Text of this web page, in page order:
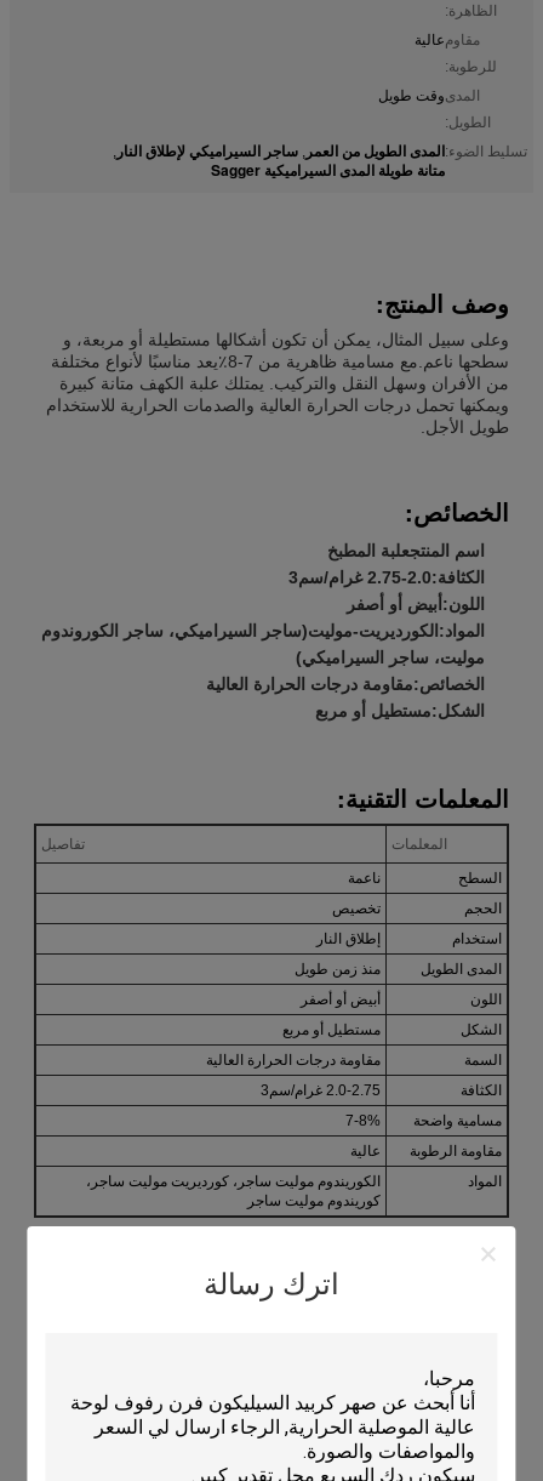
اترك رسالة
الظاهرة:
مقاوم
للرطوبة:
عالية
المدى
الطويل:
وقت طويل
تسليط الضوء:المدى الطويل من العمر , ساجر السيراميكي لإطلاق النار ,
متانة طويلة المدى السيراميكية Sagger
وصف المنتج:
وعلى سبيل المثال، يمكن أن تكون أشكالها مستطيلة أو مربعة، و
سطحها ناعم.مع مسامية ظاهرية من 7-8٪يعد مناسبًا لأنواع مختلفة
من الأفران وسهل النقل والتركيب. يمتلك علبة الكهف متانة كبيرة
ويمكنها تحمل درجات الحرارة العالية والصدمات الحرارية للاستخدام
طويل الأجل.
الخصائص:
اسم المنتجعلبة المطبخ
الكثافة:2.0-2.75 غرام/سم3
اللون: أبيض أو أصفر
المواد: الكورديريت-موليت(ساجر السيراميكي، ساجر الكوروندوم
موليت، ساجر السيراميكي)
الخصائص:مقاومة درجات الحرارة العالية
الشكل:مستطيل أو مربع
المعلمات التقنية:
المعلمات
تفاصيل
السطح
ناعمة
الحجم
تخصيص
استخدام
إطلاق النار
المدى الطويل
منذ زمن طويل
اللون
أبيض أو أصفر
الشكل
مستطيل أو مربع
السمة
مقاومة درجات الحرارة العالية
الكثافة
2.0-2.75 غرام/سم3
مسامية واضحة
7-8%
مقاومة الرطوبة
عالية
المواد
الكوريندوم موليت ساجر، كورديريت موليت ساجر،
كوريندوم موليت ساجر
يمكن تعبئتها في صناديق خشبية ووقت التسليم هو 30 يوما بعد الدفع.
شروط الدفع هي TT وقدرة التوريد هي 500000PCS / الشهر.السعر
mullite sagger، وتوفير أداء متفوق مع موثوقية دائمة.